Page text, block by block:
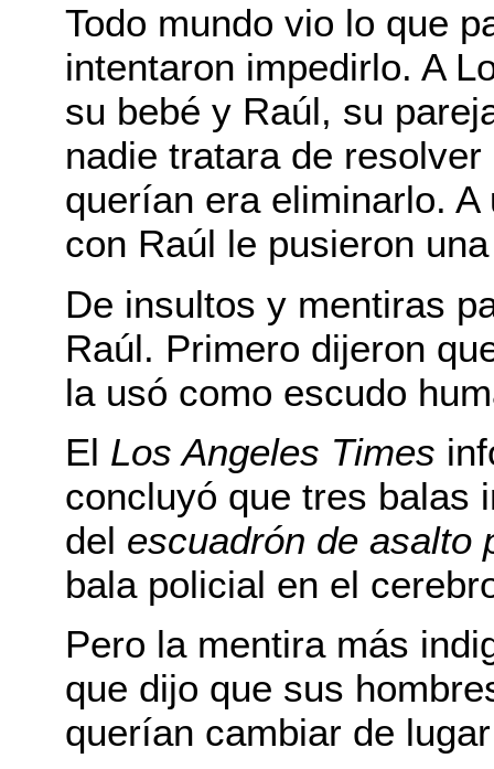
Todo mundo vio lo que
intentaron impedirlo. A
su bebé y Raúl, su
nadie tratara de
querían era eliminarlo.
con Raúl le pusieron
De insultos y mentiras
Raúl. Primero dijeron
la usó como escudo
El Los Angeles Times
concluyó que tres balas
del escuadrón de asalto
bala policial en el
Pero la mentira más
que dijo que sus
querían cambiar de